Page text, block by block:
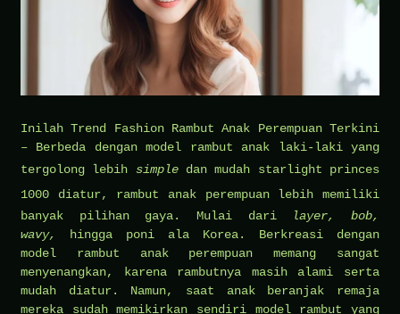
Inilah Trend Fashion Rambut Anak Perempuan Terkini
– Berbeda dengan model rambut anak laki-laki yang
tergolong lebih simpledan mudah starlight princes
1000 diatur, rambut anak perempuan lebih memiliki
banyak pilihan gaya. Mulai dari
layer, bob,
wavy,
hingga poni ala Korea. Berkreasi dengan
model rambut anak perempuan memang sangat
menyenangkan, karena rambutnya masih alami serta
mudah diatur. Namun, saat anak beranjak remaja
mereka sudah memikirkan sendiri model rambut yang